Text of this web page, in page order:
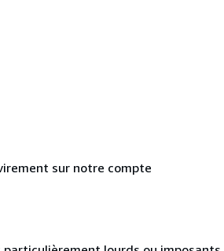
sur notre compte